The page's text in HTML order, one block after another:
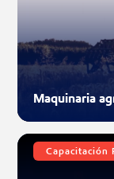
Maquinaria
Capacitación